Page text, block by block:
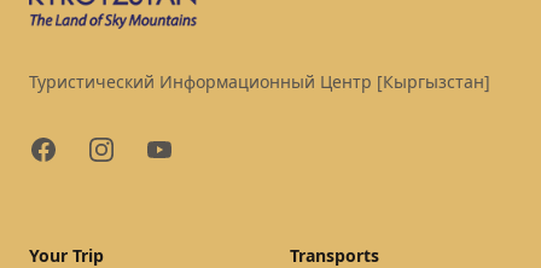
Туристический Информационный Центр [Кыргызстан]
FacebookInstagramYouTube
Your Trip Transports